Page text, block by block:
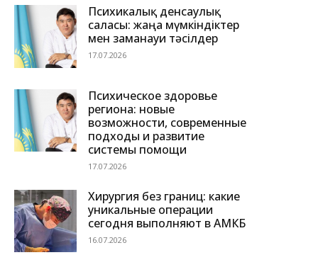
Психикалық денсаулық
саласы: жаңа мүмкіндіктер
мен заманауи тәсілдер
17.07.2026
Психическое здоровье
региона: новые
возможности, современные
подходы и развитие
системы помощи
17.07.2026
Хирургия без границ: какие
уникальные операции
сегодня выполняют в АМКБ
16.07.2026